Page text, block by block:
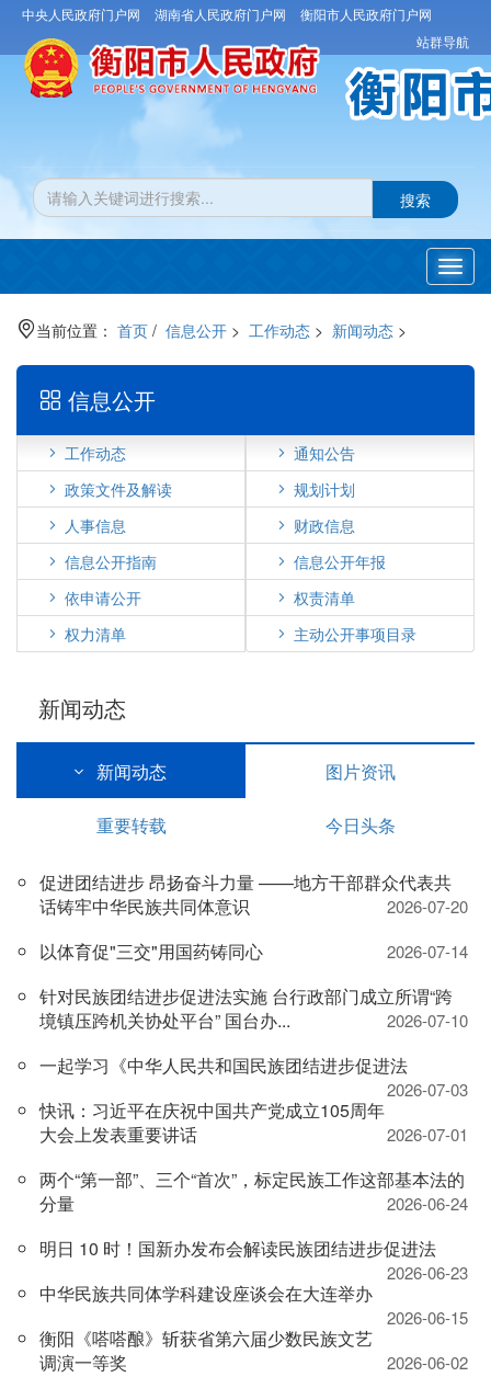
中央人民政府门户网 湖南省人民政府门户网
衡阳市人民政府门户网
站群导航
搜索
当前位置： 首页 / 信息公开 > 工作动态 > 新闻动态 >
信息公开
工作动态
通知公告
政策文件及解读
规划计划
人事信息
财政信息
信息公开指南
信息公开年报
依申请公开
权责清单
权力清单
主动公开事项目录
新闻动态
新闻动态 图片资讯
重要转载 今日头条
促进团结进步 昂扬奋斗力量 ——地方干部群众代表共
话铸牢中华民族共同体意识
2026-07-20
以体育促"三交"用国药铸同心 2026-07-14
针对民族团结进步促进法实施 台行政部门成立所谓“跨
境镇压跨机关协处平台” 国台办...
2026-07-10
一起学习《中华人民共和国民族团结进步促进法
2026-07-03
快讯：习近平在庆祝中国共产党成立105周年
大会上发表重要讲话
2026-07-01
两个“第一部”、三个“首次”，标定民族工作这部基本法的
分量
2026-06-24
明日 10 时！国新办发布会解读民族团结进步促进法
2026-06-23
中华民族共同体学科建设座谈会在大连举办
2026-06-15
衡阳《嗒嗒酿》斩获省第六届少数民族文艺
调演一等奖
2026-06-02